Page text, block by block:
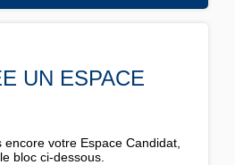
UN ESPACE
votre Espace Candidat,
bloc ci-dessous.